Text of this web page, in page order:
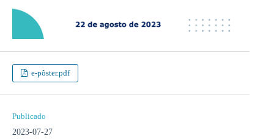
e-pôster.pdf
Publicado
2023-07-27